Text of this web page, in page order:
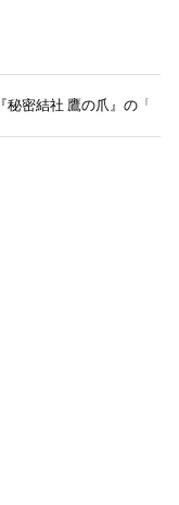
『秘密結社 鷹の爪』の「吉